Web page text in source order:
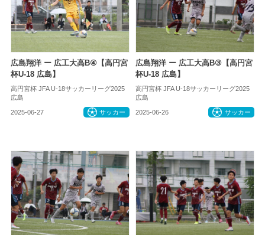
広島翔洋 ー 広工大高B④【高円宮
杯U-18 広島】
高円宮杯 JFA U-18サッカーリーグ2025
広島
2025-06-27 サッカー
広島翔洋 ー 広工大高B③【高円宮
杯U-18 広島】
高円宮杯 JFA U-18サッカーリーグ2025
広島
2025-06-26 サッカー